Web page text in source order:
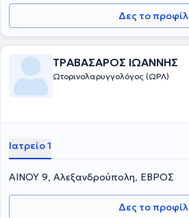
Δες το προφίλ
ΤΡΑΒΑΣΑΡΟΣ ΙΩΑΝΝΗΣ
Ωτορινολαρυγγολόγος (ΩΡΛ)
Ιατρείο 1
ΑΙΝΟΥ 9, Αλεξανδρούπολη, ΕΒΡΟΣ
Δες το προφίλ